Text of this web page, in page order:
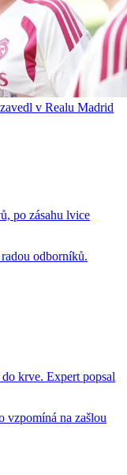
v Realu Madrid
po zásahu lvice
odborníků.
krve. Expert popsal
vzpomíná na zašlou